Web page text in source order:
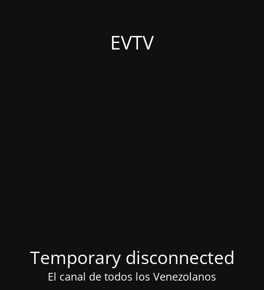
EVTV
Temporary disconnected
El canal de todos los Venezolanos